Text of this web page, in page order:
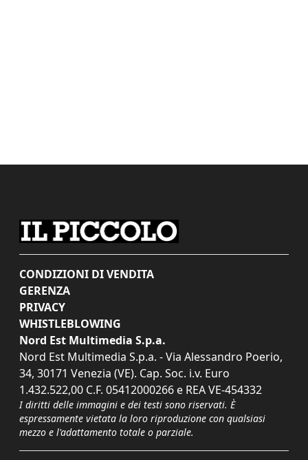
CONDIZIONI DI VENDITA
GERENZA
PRIVACY
WHISTLEBLOWING
Nord Est Multimedia S.p.a.
Nord Est Multimedia S.p.a. - Via Alessandro Poerio,
34, 30171 Venezia (VE). Cap. Soc. i.v. Euro
1.432.522,00 C.F. 05412000266 e REA VE-454332
I diritti delle immagini e dei testi sono riservati. È
espressamente vietata la loro riproduzione con qualsiasi
mezzo e l'adattamento totale o parziale.